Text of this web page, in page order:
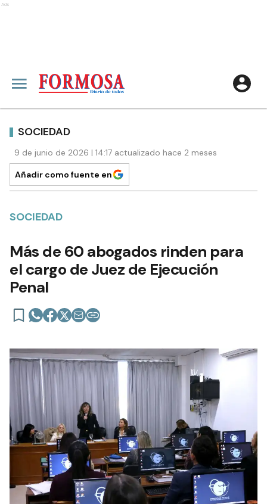
Ads
SOCIEDAD
9 de junio de 2026 | 14:17 actualizado hace 2 meses
Añadir como fuente en
SOCIEDAD
Más de 60 abogados rinden para
el cargo de Juez de Ejecución
Penal